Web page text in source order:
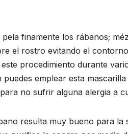
ACONTECER CULTURAL
finamente los rábanos;
el rostro evitando el
procedimiento durante
emplear esta
no sufrir alguna alergia a
resulta muy bueno para la